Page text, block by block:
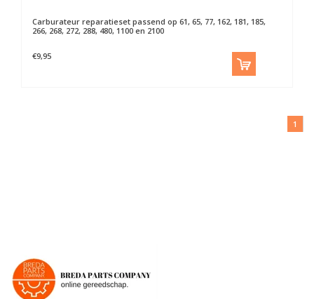
Carburateur reparatieset passend op 61, 65, 77, 162, 181, 185,
266, 268, 272, 288, 480, 1100 en 2100
€9,95
1